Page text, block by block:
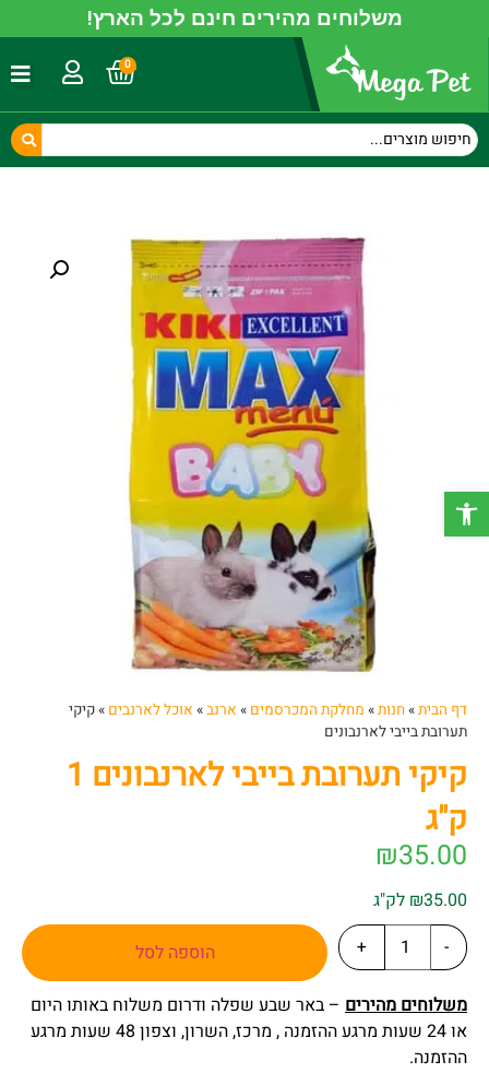
פתח סרגל נגישות
משלוחים מהירים חינם לכל הארץ!
0
דף הבית»חנות» מחלקת המכרסמים » ארנב» אוכל לארנבים »קיקי
תערובת בייבי לארנבונים
קיקי תערובת בייבי לארנבונים 1
ק"ג
₪35.00
₪35.00 לק"ג
-
+
הוספה לסל
משלוחים מהירים – באר שבע שפלה ודרום משלוח באותו היום
או 24 שעות מרגע ההזמנה , מרכז, השרון, וצפון 48 שעות מרגע
ההזמנה.